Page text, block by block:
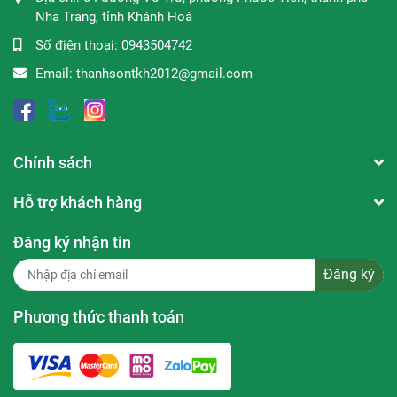
Tetrasodium Edta, Polyquaternium-7, Niacinamide, Sodium
Metabisulfite, Tocopheryl Acetate, Vitis Vinifera (Grape)
Seed Oil, Sodium Benzoate, 3-O-Ethyl Ascorbic Acid,
Trehalose, Urea, Pentylene Glycol, Serine, Algin,Caprylyl
Glycol, Disodium Phosphate, Glyceryl Polyacrylate,
Thương hiệu:
Xuất xứ thương hiệu:
Sản xuất tại:Hàn Quốc
Dung tích:350ml
Nha Trang, tỉnh Khánh Hoà
Số điện thoại: 0943504742
Email: thanhsontkh2012@gmail.com
Chính sách
Hỗ trợ khách hàng
Đăng ký nhận tin
Đăng ký
Phương thức thanh toán